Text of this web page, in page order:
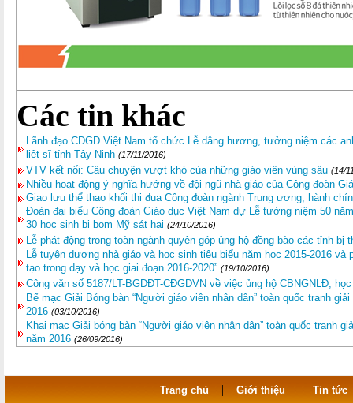
Các tin khác
Lãnh đạo CĐGD Việt Nam tổ chức Lễ dâng hương, tưởng niệm các
liệt sĩ tỉnh Tây Ninh (17/11/2016)
VTV kết nối: Câu chuyện vượt khó của những giáo viên vùng sâu (14/
Nhiều hoạt động ý nghĩa hướng về đội ngũ nhà giáo của Công đoàn
Giao lưu thể thao khối thi đua Công đoàn ngành Trung ương, hành
Đoàn đại biểu Công đoàn Giáo dục Việt Nam dự Lễ tưởng niệm 50
30 học sinh bị bom Mỹ sát hại (24/10/2016)
Lễ phát động trong toàn ngành quyên góp ủng hộ đồng bào các tỉnh bị
Lễ tuyên dương nhà giáo và học sinh tiêu biểu năm học 2015-2016 và
tạo trong dạy và học giai đoạn 2016-2020” (19/10/2016)
Công văn số 5187/LT-BGDĐT-CĐGDVN về việc ủng hộ CBNGNLĐ,
Bế mạc Giải Bóng bàn “Người giáo viên nhân dân” toàn quốc tranh
2016 (03/10/2016)
Khai mạc Giải bóng bàn “Người giáo viên nhân dân” toàn quốc tranh
năm 2016 (26/09/2016)
Trang chủ | Giới thiệu | Tin tức